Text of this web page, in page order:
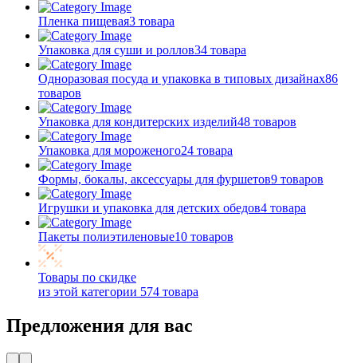
Пленка пищевая3 товара
Упаковка для суши и роллов34 товара
Одноразовая посуда и упаковка в типовых дизайнах86
товаров
Упаковка для кондитерских изделий48 товаров
Упаковка для мороженого24 товара
Формы, бокалы, аксессуары для фуршетов9 товаров
Игрушки и упаковка для детских обедов4 товара
Пакеты полиэтиленовые10 товаров
Товары по скидке
из этой категории 574 товара
Предложения для вас